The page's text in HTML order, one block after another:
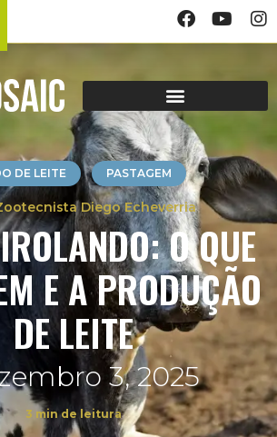
DE LEITE PASTAGEM
Diego Echeverria
O QUE
E A PRODUÇÃO
DE LEITE
3, 2025
3 min de leitura